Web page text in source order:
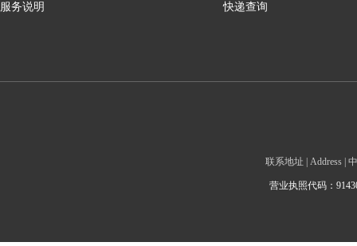
服务说明
快递查询
联系地址 | Address |
营业执照代码：